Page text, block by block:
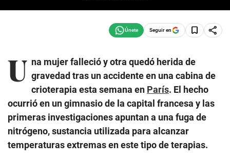
Seguir en
U na mujer falleció y otra quedó herida de
gravedad tras un accidente en una cabina de
crioterapia esta semana en París. El hecho
ocurrió en un gimnasio de la capital francesa y las
primeras investigaciones apuntan a una fuga de
nitrógeno, sustancia utilizada para alcanzar
temperaturas extremas en este tipo de terapias.